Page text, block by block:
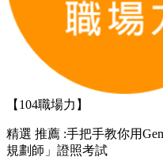
【104職場力】
精選 推薦 :手把手教你用
規劃師」證照考試